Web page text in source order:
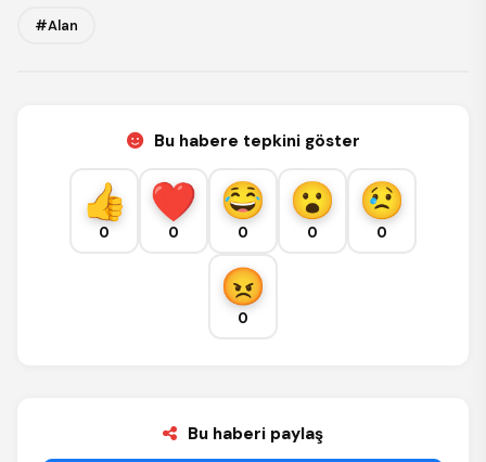
#Alan
Bu habere tepkini göster
0 0 0 0 0
0
Bu haberi paylaş